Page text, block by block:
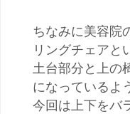
ちなみに美容院
リングチェアと
土台部分と上の
になっているよ
今回は上下をバ